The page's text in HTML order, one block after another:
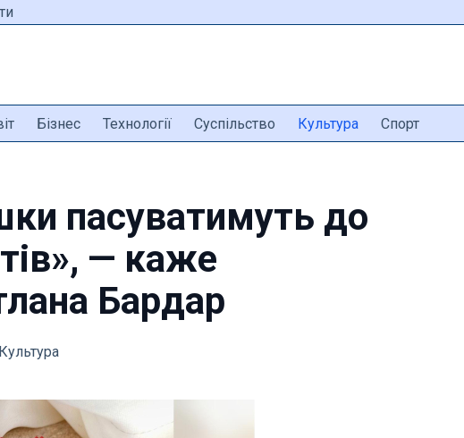
Бізнес Технології Суспільство Культура Спорт
пасуватимуть до
— каже
Бардар
Культура